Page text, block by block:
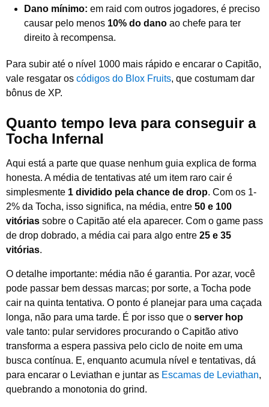
Dano mínimo: em raid com outros jogadores, é preciso
causar pelo menos 10% do dano ao chefe para ter
direito à recompensa.
Para subir até o nível 1000 mais rápido e encarar o Capitão,
vale resgatar os códigos do Blox Fruits, que costumam dar
bônus de XP.
Quanto tempo leva para conseguir a
Tocha Infernal
Aqui está a parte que quase nenhum guia explica de forma
honesta. A média de tentativas até um item raro cair é
simplesmente 1 dividido pela chance de drop. Com os 1-
2% da Tocha, isso significa, na média, entre 50 e 100
vitórias sobre o Capitão até ela aparecer. Com o game pass
de drop dobrado, a média cai para algo entre 25 e 35
vitórias.
O detalhe importante: média não é garantia. Por azar, você
pode passar bem dessas marcas; por sorte, a Tocha pode
cair na quinta tentativa. O ponto é planejar para uma caçada
longa, não para uma tarde. É por isso que o server hop
vale tanto: pular servidores procurando o Capitão ativo
transforma a espera passiva pelo ciclo de noite em uma
busca contínua. E, enquanto acumula nível e tentativas, dá
para encarar o Leviathan e juntar as Escamas de Leviathan,
quebrando a monotonia do grind.